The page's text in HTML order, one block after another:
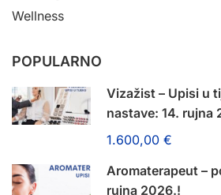
Wellness
POPULARNO
Vizažist – Upisi u
nastave: 14. rujna
1.600,00 €
Aromaterapeut –
rujna 2026.!